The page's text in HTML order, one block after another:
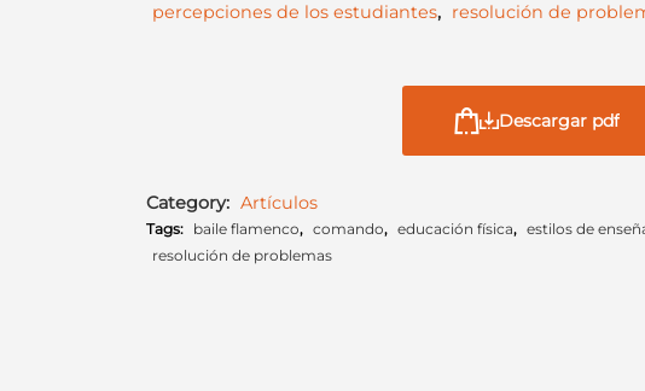
percepciones de los estudiantes, resolución de
Descargar pdf
Category: Artículos
Tags: baile flamenco, comando, educación física, estilos de
resolución de problemas